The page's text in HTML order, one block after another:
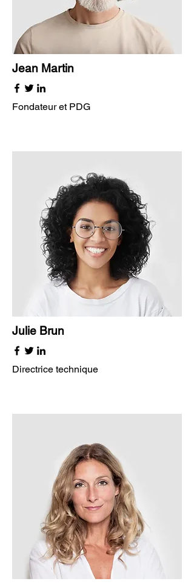
Jean Martin
Fondateur et PDG
Julie Brun
Directrice technique